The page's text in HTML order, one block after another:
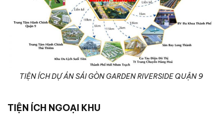
TIỆN ÍCH DỰ ÁN SÁI GÒN GARDEN RIVERSIDE QUẬN 9
TIỆN ÍCH NGOẠI KHU